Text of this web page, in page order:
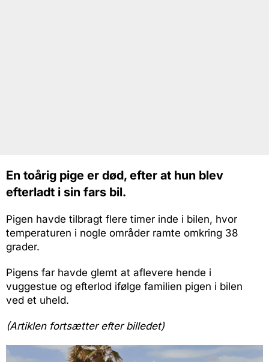
En toårig pige er død, efter at hun blev
efterladt i sin fars bil.
Pigen havde tilbragt flere timer inde i bilen, hvor
temperaturen i nogle områder ramte omkring 38
grader.
Pigens far havde glemt at aflevere hende i
vuggestue og efterlod ifølge familien pigen i bilen
ved et uheld.
(Artiklen fortsætter efter billedet)